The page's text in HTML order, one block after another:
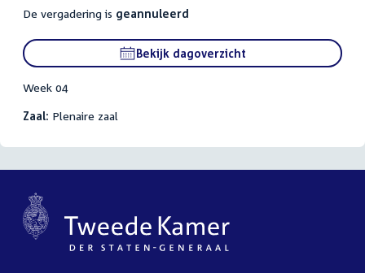
De vergadering is geannuleerd
Bekijk dagoverzicht
Week 04
Zaal: Plenaire zaal